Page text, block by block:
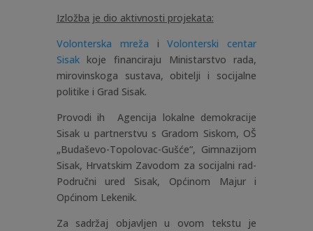
Izložba je dio aktivnosti projekata:
Volonterska mreža iVolonterski centar
Sisakkoje financiraju Ministarstvo rada,
mirovinskoga sustava, obitelji i socijalne
politike i Grad Sisak.
Provodi ih Agencija lokalne demokracije
Sisak u partnerstvu s Gradom Siskom, OŠ
„Budaševo-Topolovac-Gušće“, Gimnazijom
Sisak, Hrvatskim Zavodom za socijalni rad-
Područni ured Sisak, Općinom Majur i
Općinom Lekenik.
Za sadržaj objavljen u ovom tekstu je